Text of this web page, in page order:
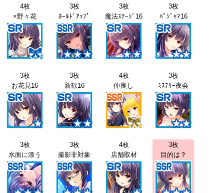
4枚
×野々花
3枚
ﾎｰﾙﾄﾞｱｯﾌﾟ
3枚
魔法ｽﾃｰｼﾞ16
3枚
ﾊﾟｼﾞｬﾏ16
3枚
お花見16
3枚
新歓16
4枚
仲良し
3枚
ﾐｽﾃﾘｰ夜会
3枚
水面に漂う
3枚
撮影非対象
4枚
店舗取材
3枚
目的は？